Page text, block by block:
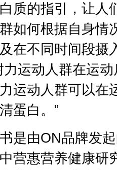
质的指引，让人
如何根据自身情
在不同时间段摄
力运动人群在运
运动人群可以在
蛋白。”
由ON品牌发起
营惠营养健康研